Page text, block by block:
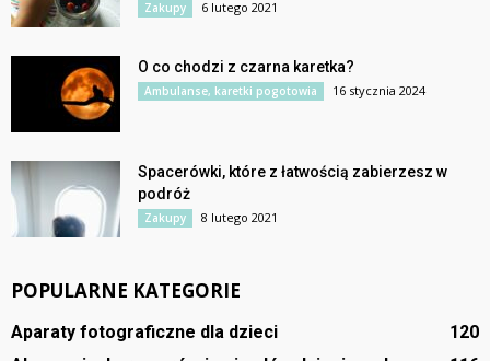
Zakupy 6 lutego 2021
O co chodzi z czarna karetka?
Ambulanse, karetki pogotowia 16 stycznia 2024
Spacerówki, które z łatwością zabierzesz w
podróż
Zakupy 8 lutego 2021
POPULARNE KATEGORIE
Aparaty fotograficzne dla dzieci
120